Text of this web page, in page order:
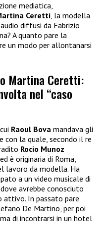
mediatica,
Ceretti, la modella
diffusi da Fabrizio
A quanto pare la
un modo per allontanarsi
Martina Ceretti:
nel “caso
Raoul Bova mandava gli
con la quale, secondo il re
Rocio Munoz
è originaria di Roma,
lavoro da modella. Ha
a un video musicale di
avrebbe conosciuto
In passato pare
De Martino, per poi
di incontrarsi in un hotel